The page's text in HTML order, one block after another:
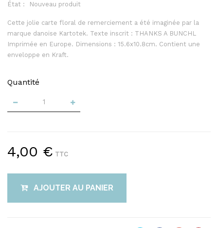
État : Nouveau produit
Cette jolie carte floral de remerciement a été imaginée par la
marque danoise Kartotek. Texte inscrit : THANKS A BUNCHL
Imprimée en Europe. Dimensions : 15.6x10.8cm. Contient une
enveloppe en Kraft.
Quantité
4,00 € TTC
AJOUTER AU PANIER